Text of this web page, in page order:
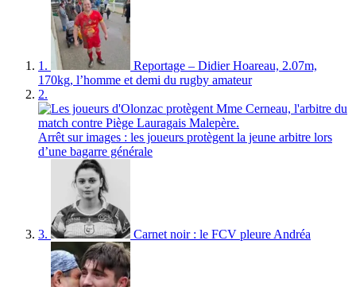
1.
Reportage – Didier Hoareau, 2.07m,
170kg, l’homme et demi du rugby amateur
2.
Arrêt sur images : les joueurs protègent la jeune arbitre lors
d’une bagarre générale
3. Carnet noir : le FCV pleure Andréa